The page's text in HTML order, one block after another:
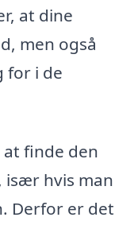
at dine
men også
for i de
finde den
især hvis man
Derfor er det